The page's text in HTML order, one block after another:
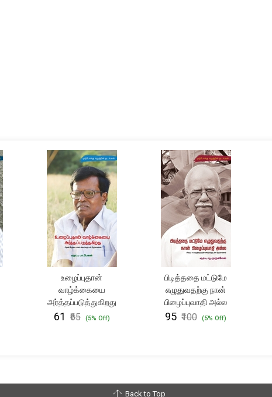
உழைப்புதான்
வாழ்க்கையை
அர்த்தப்படுத்துகிறது
₹61 ₹65 (5% Off)
பிடித்ததை மட்டுமே
எழுதுவதற்கு நான்
பிழைப்புவாதி அல்ல
₹95 ₹100 (5% Off)
Back to Top